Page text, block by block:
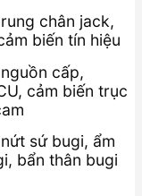
chân jack,
biến tín hiệu
cấp,
cảm biến trục
sứ bugi, ẩm
bẩn thân bugi